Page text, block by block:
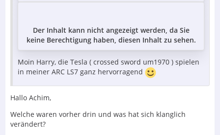
Der Inhalt kann nicht angezeigt werden, da Sie
keine Berechtigung haben, diesen Inhalt zu sehen.
Moin Harry, die Tesla ( crossed sword um1970 ) spielen
in meiner ARC LS7 ganz hervorragend
Hallo Achim,
Welche waren vorher drin und was hat sich klanglich
verändert?